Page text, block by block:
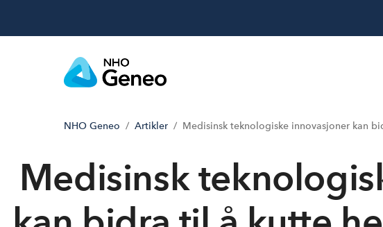
NHO Geneo Artikler Medisinsk teknologiske innovasjoner kan
Medisinsk